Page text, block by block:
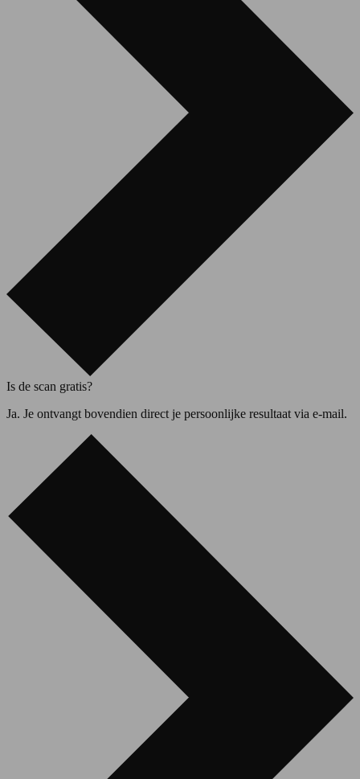
Is de scan gratis?
Ja. Je ontvangt bovendien direct je persoonlijke resultaat via e-mail.